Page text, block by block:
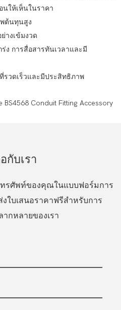
ให้เห็นในราคา
ต้นทุนสูง
างเข้มงวด
ง การสื่อสารทันเวลาและมี
วดเร็วและมีประสิทธิภาพ
กับเรา
ทรศัพท์ของคุณในแบบฟอร์มการ
งใบเสนอราคาฟรีสำหรับการ
กหลายของเรา